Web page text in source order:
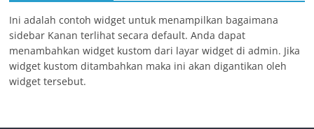
Ini adalah contoh widget untuk menampilkan bagaimana
sidebar Kanan terlihat secara default. Anda dapat
menambahkan widget kustom dari layar widget di admin. Jika
widget kustom ditambahkan maka ini akan digantikan oleh
widget tersebut.